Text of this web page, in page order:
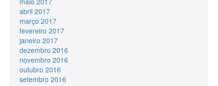
abril 2017
março 2017
fevereiro 2017
janeiro 2017
dezembro 2016
novembro 2016
outubro 2016
setembro 2016